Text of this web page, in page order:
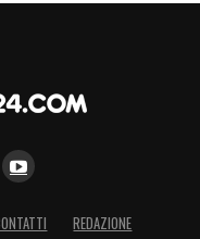
REDAZIONE